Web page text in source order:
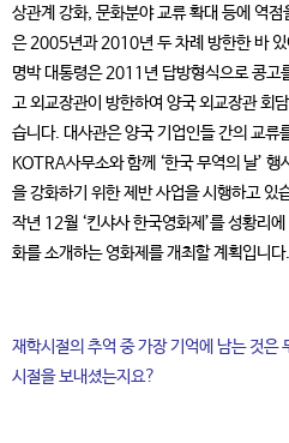
상관계 강화, 문화분야 교류 확대 등에 역
은 2005년과 2010년 두 차례 방한한 바
명박 대통령은 2011년 답방형식으로 콩고
고 외교장관이 방한하여 양국 외교장관 회
습니다. 대사관은 양국 기업인들 간의 교류
KOTRA사무소와 함께 ‘한국 무역의 날’
을 강화하기 위한 제반 사업을 시행하고 있
작년 12월 ‘킨샤사 한국영화제’를 성황리
화를 소개하는 영화제를 개최할 계획입니다.
재학시절의 추억 중 가장 기억에 남는 것
시절을 보내셨는지요?